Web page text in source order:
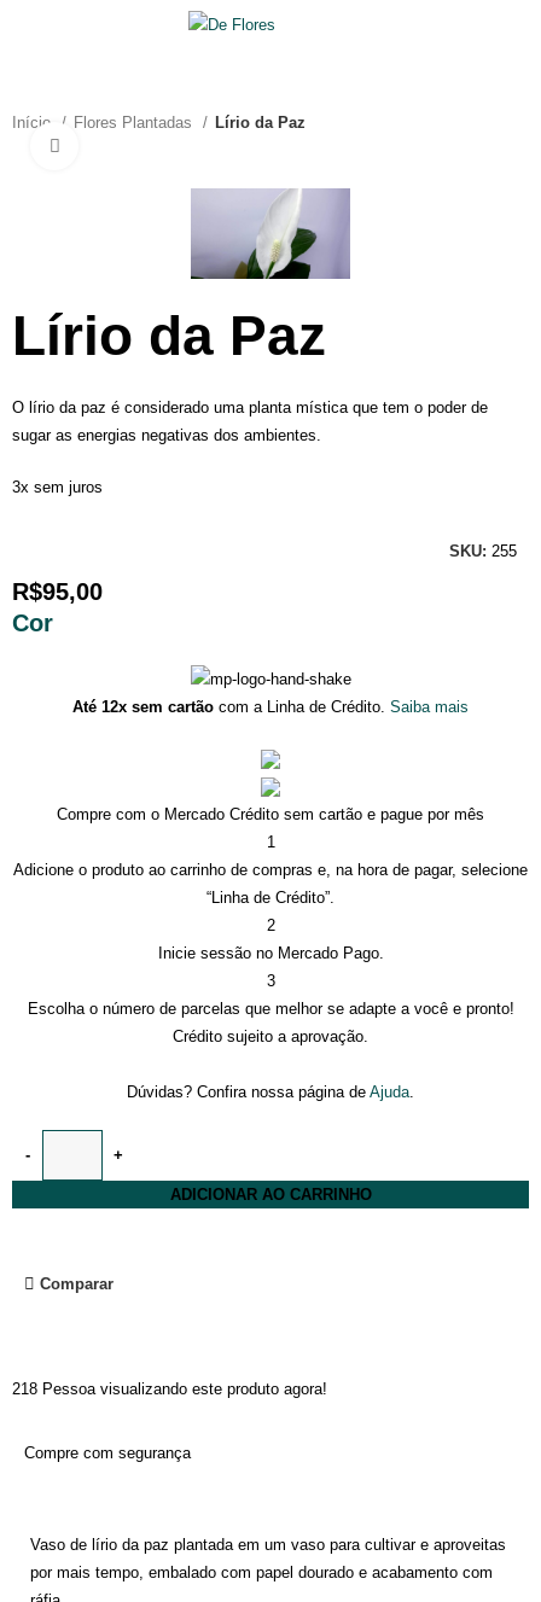
Início Flores Plantadas Lírio da Paz
Lírio da Paz
O lírio da paz é considerado uma planta mística que tem o poder de
sugar as energias negativas dos ambientes.
3x sem juros
SKU: 255
R$95,00
Cor
Até 12x sem cartão com a Linha de Crédito. Saiba mais
Compre com o Mercado Crédito sem cartão e pague por mês
1
Adicione o produto ao carrinho de compras e, na hora de pagar, selecione
“Linha de Crédito”.
2
Inicie sessão no Mercado Pago.
3
Escolha o número de parcelas que melhor se adapte a você e pronto!
Crédito sujeito a aprovação.
Dúvidas? Confira nossa página de Ajuda
ADICIONAR AO CARRINHO
Comparar
218 Pessoa visualizando este produto agora!
Compre com segurança
Vaso de lírio da paz plantada em um vaso para cultivar e aproveitas
por mais tempo, embalado com papel dourado e acabamento com